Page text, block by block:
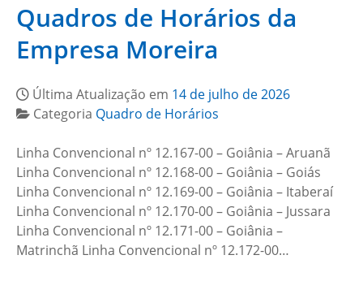
Quadros de Horários da
Empresa Moreira
Última Atualização em 14 de julho de 2026
Categoria Quadro de Horários
Linha Convencional nº 12.167-00 – Goiânia – Aruanã
Linha Convencional nº 12.168-00 – Goiânia – Goiás
Linha Convencional nº 12.169-00 – Goiânia – Itaberaí
Linha Convencional nº 12.170-00 – Goiânia – Jussara
Linha Convencional nº 12.171-00 – Goiânia –
Matrinchã Linha Convencional nº 12.172-00…